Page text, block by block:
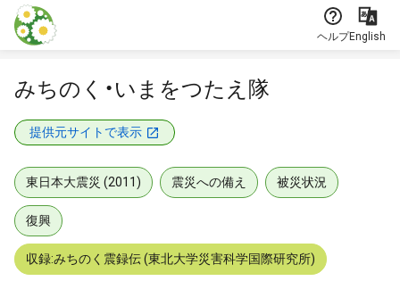
本文に飛ぶ
ヘルプEnglish
みちのく・いまをつたえ隊
提供元サイトで表示
東日本大震災 (2011) 震災への備え 被災状況
復興
収録:みちのく震録伝 (東北大学災害科学国際研究所)